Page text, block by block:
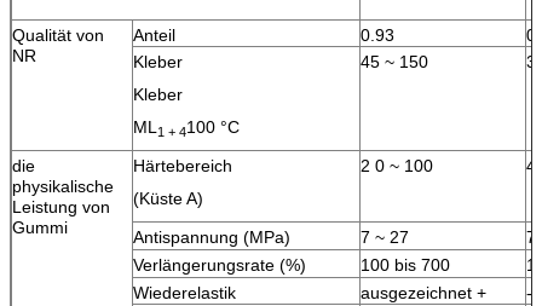
Qualität von
NR
Anteil 0.93
Kleber
Kleber
ML 1 + 4100 °C
45 ~ 150
die
physikalische
Leistung von
Gummi
Härtebereich
(Küste A)
2 0 ~ 100 4
Antispannung (MPa) 7 ~ 27
7
Verlängerungsrate (%)
100 bis 700
Wiederelastik
ausgezeichnet +
-